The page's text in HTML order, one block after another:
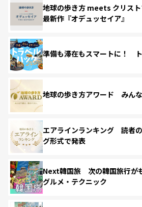
地球の歩き方 meets クリス
最新作『オデュッセイア』
準備も滞在もスマートに！
地球の歩き方アワード みんな
エアラインランキング 読者
グ形式で発表
Next韓国旅 次の韓国旅行が
グルメ・テクニック